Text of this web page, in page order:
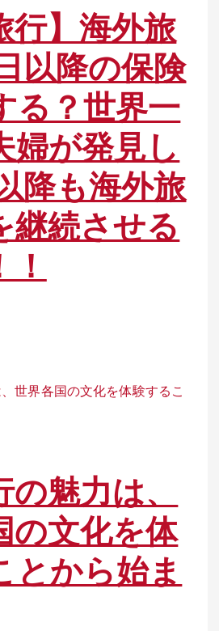
行】海外旅
以降の保険
る？世界一
婦が発見し
降も海外旅
継続させる
魅力は、
の文化を体
とから始ま